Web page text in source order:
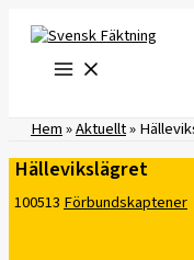
innehåll
Hem»Aktuellt»
Hällevikslägret
100513Förbundskaptener